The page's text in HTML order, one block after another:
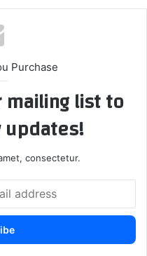
Purchase
list to
consectetur.